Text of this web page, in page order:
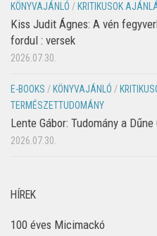
KÖNYVAJÁNLÓ / KRITIKUSOK
Kiss Judit Ágnes: A vén
fordul : versek
2026.07.30.
E-BOOKS / KÖNYVAJÁNLÓ /
TERMÉSZETTUDOMÁNY
Lente Gábor: Tudomány a
2026.07.30.
HÍREK
100 éves Micimackó